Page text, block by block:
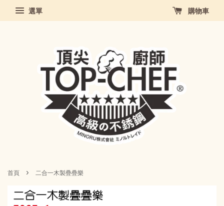
選單 購物車
首頁 › 二合一木製疊疊樂